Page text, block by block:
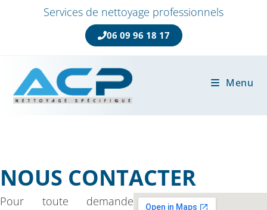
Services de nettoyage professionnels
06 09 96 18 17
Menu
NOUS CONTACTER
Pour toute demande